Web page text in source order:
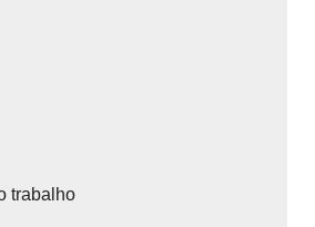
trabalho